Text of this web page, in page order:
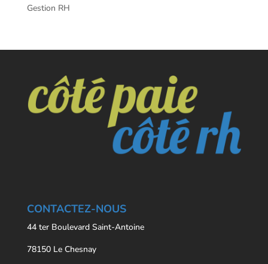
Gestion RH
CONTACTEZ-NOUS
44 ter Boulevard Saint-Antoine
78150 Le Chesnay